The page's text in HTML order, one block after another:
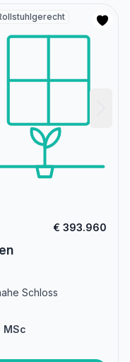
€ 393.960
Schloss
MSc